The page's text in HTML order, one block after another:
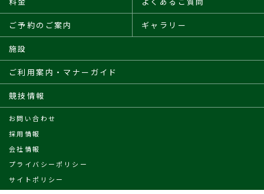
ご予約のご案内
施設
ご利用案内・マナーガイド
競技情報
ギャラリー
お問い合わせ
採用情報
会社情報
プライバシーポリシー
サイトポリシー